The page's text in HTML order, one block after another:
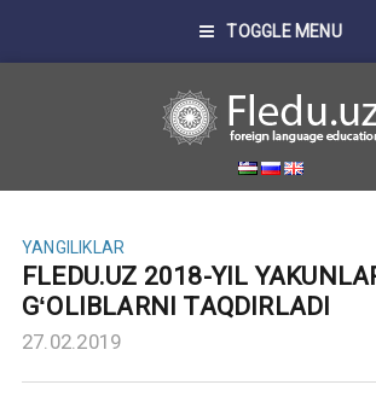
TOGGLE MENU
YANGILIKLAR
FLEDU.UZ 2018-YIL
GʻOLIBLARNI TAQDIRLADI
27.02.2019